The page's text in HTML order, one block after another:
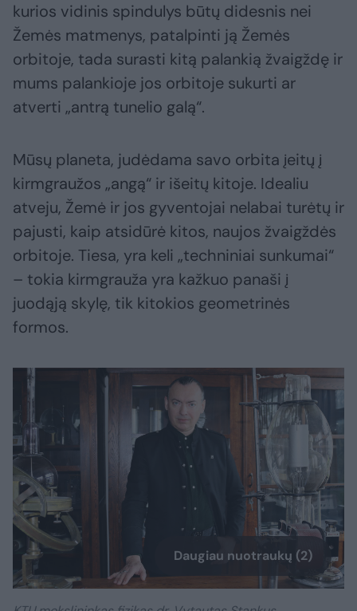
kurios vidinis spindulys būtų didesnis nei
Žemės matmenys, patalpinti ją Žemės
orbitoje, tada surasti kitą palankią žvaigždę ir
mums palankioje jos orbitoje sukurti ar
atverti „antrą tunelio galą“.
Mūsų planeta, judėdama savo orbita įeitų į
kirmgraužos „angą“ ir išeitų kitoje. Idealiu
atveju, Žemė ir jos gyventojai nelabai turėtų ir
pajusti, kaip atsidūrė kitos, naujos žvaigždės
orbitoje. Tiesa, yra keli „techniniai sunkumai“
– tokia kirmgrauža yra kažkuo panaši į
juodąją skylę, tik kitokios geometrinės
formos.
Daugiau nuotraukų (2)